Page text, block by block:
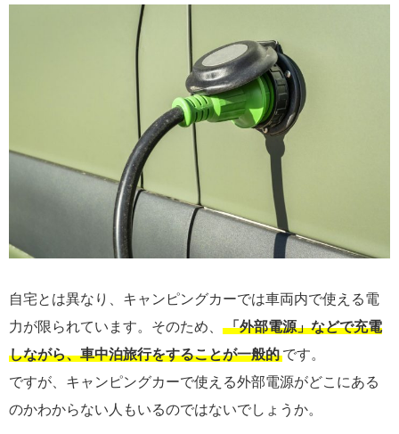
自宅とは異なり、キャンピングカーでは車両内で使える電
力が限られています。そのため、
「外部電源」などで充電
しながら、車中泊旅行をすることが一般的 です。
ですが、キャンピングカーで使える外部電源がどこにある
のかわからない人もいるのではないでしょうか。